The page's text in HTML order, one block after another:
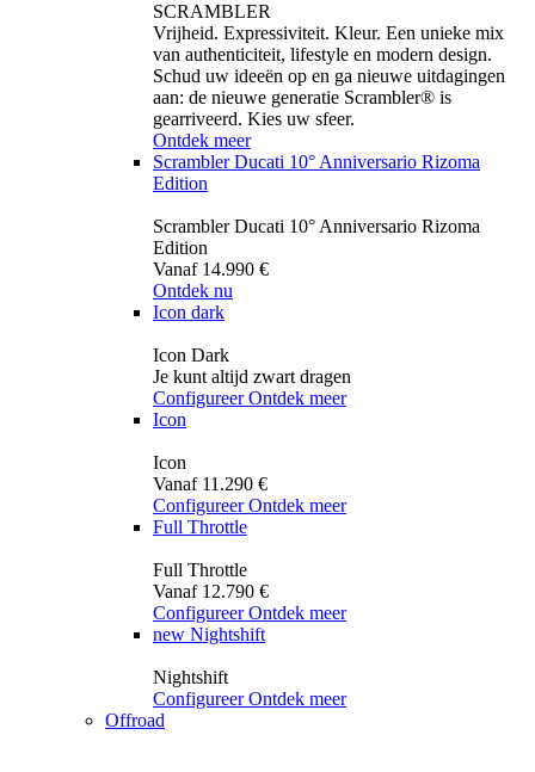
SCRAMBLER
Vrijheid. Expressiviteit. Kleur. Een unieke mix
van authenticiteit, lifestyle en modern design.
Schud uw ideeën op en ga nieuwe uitdagingen
aan: de nieuwe generatie Scrambler® is
gearriveerd. Kies uw sfeer.
Ontdek meer
Scrambler Ducati 10° Anniversario Rizoma
Edition
Scrambler Ducati 10° Anniversario Rizoma
Edition
Vanaf 14.990 €
Ontdek nu
Icon dark
Icon Dark
Je kunt altijd zwart dragen
Configureer Ontdek meer
Icon
Icon
Vanaf 11.290 €
Configureer Ontdek meer
Full Throttle
Full Throttle
Vanaf 12.790 €
Configureer Ontdek meer
new Nightshift
Nightshift
Configureer Ontdek meer
Offroad